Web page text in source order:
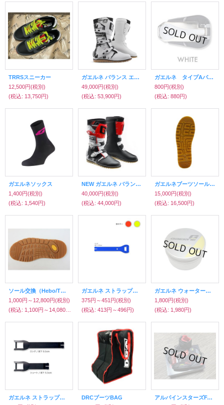
TRRSスニーカー
12,500円(税別)
(税込: 13,750円)
ガエルネ バランス エクストリーム（トライアルブーツ）
49,000円(税別)
(税込: 53,900円)
ガエルネ タイプAバックル（バランスクラシック他）
800円(税別)
(税込: 880円)
ガエルネソックス
1,400円(税別)
(税込: 1,540円)
NEW ガエルネ バランス クラシック
40,000円(税別)
(税込: 44,000円)
ガエルネブーツソール交換（ガエルネ純正ソール）
15,000円(税別)
(税込: 16,500円)
ソール交換（Hebo/TCX/Forma/ディアドラ/ガエルネ/MOT'S他）
1,000円～12,800円(税別)
(税込: 1,100円～14,080円)
ガエルネ ストラップ（バランス）
375円～451円(税別)
(税込: 413円～496円)
ガエルネ ウォータープルーフポリッシュ
1,800円(税別)
(税込: 1,980円)
ガエルネ ストラップ（バランスTRE/DUE用）
DRCブーツBAG
アルパインスターズFASTER_3_RIDEKNIT_S [136 BLACK RED YELLOW FLUO] 9/26.5cm